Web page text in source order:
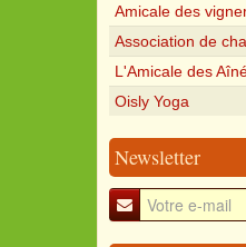
Amicale des
Association de
L'Amicale des
Oisly Yoga
Newsletter